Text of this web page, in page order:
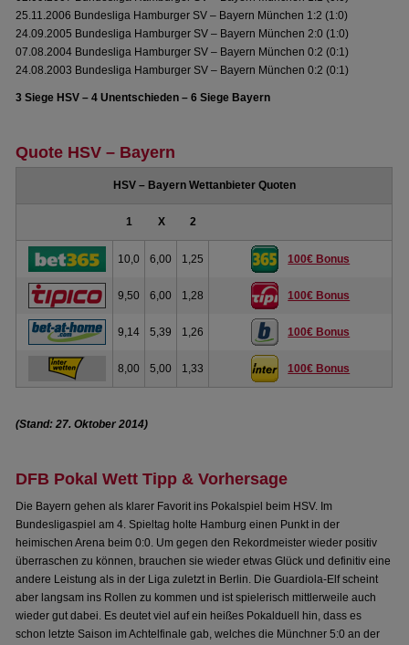
25.11.2006 Bundesliga Hamburger SV – Bayern München 1:2 (1:0)
24.09.2005 Bundesliga Hamburger SV – Bayern München 2:0 (1:0)
07.08.2004 Bundesliga Hamburger SV – Bayern München 0:2 (0:1)
24.08.2003 Bundesliga Hamburger SV – Bayern München 0:2 (0:1)
3 Siege HSV – 4 Unentschieden – 6 Siege Bayern
Quote HSV – Bayern
HSV – Bayern Wettanbieter Quoten
1 X 2
10,0 6,00 1,25 100€ Bonus
9,50 6,00 1,28 100€ Bonus
9,14 5,39 1,26 100€ Bonus
8,00 5,00 1,33 100€ Bonus
(Stand: 27. Oktober 2014)
DFB Pokal Wett Tipp & Vorhersage
Die Bayern gehen als klarer Favorit ins Pokalspiel beim HSV. Im
Bundesligaspiel am 4. Spieltag holte Hamburg einen Punkt in der
heimischen Arena beim 0:0. Um gegen den Rekordmeister wieder positiv
überraschen zu können, brauchen sie wieder etwas Glück und definitiv eine
andere Leistung als in der Liga zuletzt in Berlin. Die Guardiola-Elf scheint
aber langsam ins Rollen zu kommen und ist spielerisch mittlerweile auch
wieder gut dabei. Es deutet viel auf ein heißes Pokalduell hin, dass es
schon letzte Saison im Achtelfinale gab, welches die Münchner 5:0 an der